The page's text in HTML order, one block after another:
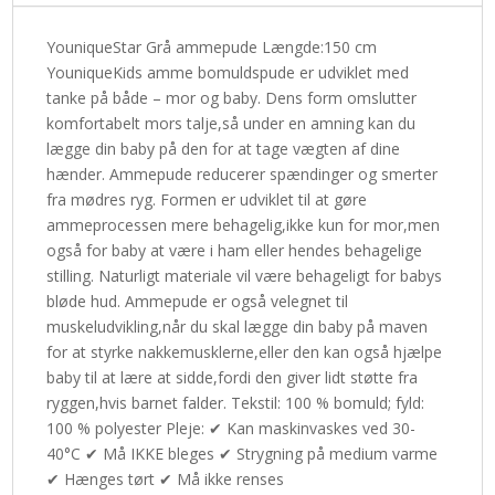
YouniqueStar Grå ammepude Længde:150 cm
YouniqueKids amme bomuldspude er udviklet med
tanke på både – mor og baby. Dens form omslutter
komfortabelt mors talje,så under en amning kan du
lægge din baby på den for at tage vægten af dine
hænder. Ammepude reducerer spændinger og smerter
fra mødres ryg. Formen er udviklet til at gøre
ammeprocessen mere behagelig,ikke kun for mor,men
også for baby at være i ham eller hendes behagelige
stilling. Naturligt materiale vil være behageligt for babys
bløde hud. Ammepude er også velegnet til
muskeludvikling,når du skal lægge din baby på maven
for at styrke nakkemusklerne,eller den kan også hjælpe
baby til at lære at sidde,fordi den giver lidt støtte fra
ryggen,hvis barnet falder. Tekstil: 100 % bomuld; fyld:
100 % polyester Pleje: ✔ Kan maskinvaskes ved 30-
40°C ✔ Må IKKE bleges ✔ Strygning på medium varme
✔ Hænges tørt ✔ Må ikke renses